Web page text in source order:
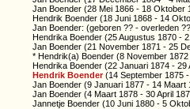
Jan Boender (28 Mei 1866 - 18 Oktober
Hendrik Boender (18 Juni 1868 - 14
Jan Boender: (geboren ?? - overleden ??
Hendrika Boender (25 Augustus 1870 -
Jan Boender (21 November 1871 - 25
* Hendrik(a) Boender (8 November
Hendrika Boender (22 Januari 1874 - 29
Hendrik Boender(14 September 1875
Jan Boender (9 Januari 1877 - 14 Maart
Jan Boender (4 Maart 1878 - 30 April
Jannetje Boender (10 Juni 1880 - 5